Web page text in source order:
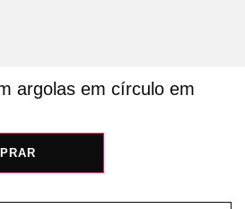
argolas em círculo em